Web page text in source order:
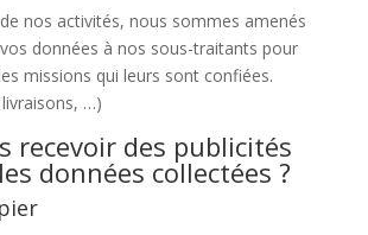
nos activités, nous sommes amenés
données à nos sous-traitants pour
missions qui leurs sont confiées.
…)
recevoir des publicités
données collectées ?